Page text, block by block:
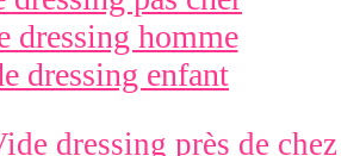
dressing homme
dressing enfant
dressing près de chez